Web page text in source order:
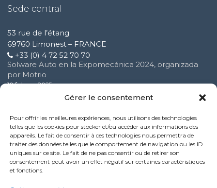
Gérer le consentement
Pour offrir les meilleures expériences, nous utilisons des technologies
telles que les cookies pour stocker et/ou accéder aux informations des
appareils. Le fait de consentir à ces technologies nous permettra de
traiter des données telles que le comportement de navigation ou les ID
uniques sur ce site. Le fait de ne pas consentir ou de retirer son
consentement peut avoir un effet négatif sur certaines caractéristiques
et fonctions.
Sede central
53 rue de l’étang
69760 Limonest – FRANCE
+33 (0) 4 72 52 70 70
Solware Auto en la Expomecánica 2024, organizada
por Motrio
10 febrero 2025
16 octubre 2024
Solware Auto organizó su primer seminario web sobre
ciberseguridad
16 octubre 2024